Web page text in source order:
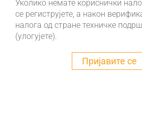
Уколико немате кориснички
се региструјете, а након
налога од стране техничке
(улогујете).
Пријавите се